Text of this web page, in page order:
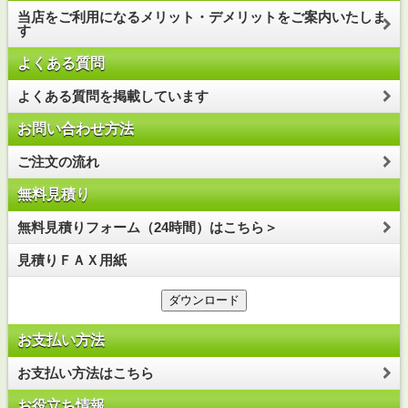
当店をご利用になるメリット・デメリットをご案内いたしま
す
よくある質問
よくある質問を掲載しています
お問い合わせ方法
ご注文の流れ
無料見積り
無料見積りフォーム（24時間）はこちら＞
見積りＦＡＸ用紙
お支払い方法
お支払い方法はこちら